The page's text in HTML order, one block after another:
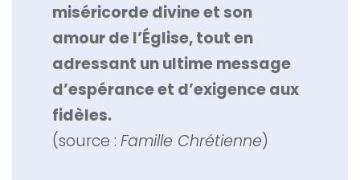
miséricorde divine et son
amour de l’Église, tout en
adressant un ultime message
d’espérance et d’exigence aux
fidèles.
(source : Famille Chrétienne)